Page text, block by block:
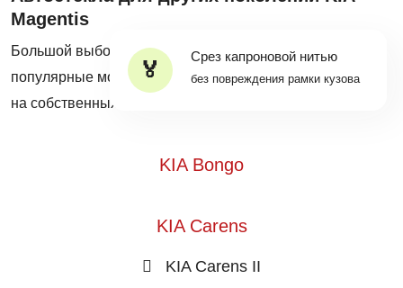
Срез капроновой нитью
без повреждения рамки кузова
Magentis
Большой выбор оригинальных автостекол на все
популярные модели KIA Magentis в наличии и на заказ
на собственных складах Mobiscar®.
KIA Bongo
KIA Carens
KIA Carens II